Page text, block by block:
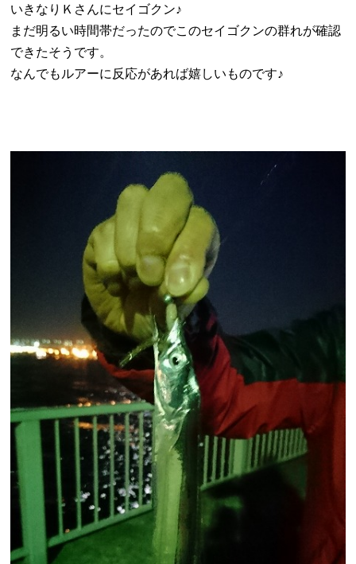
いきなりＫさんにセイゴクン♪
まだ明るい時間帯だったのでこのセイゴクンの群れが確認
できたそうです。
なんでもルアーに反応があれば嬉しいものです♪